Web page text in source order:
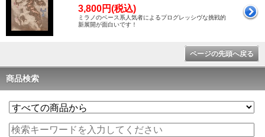
3,800円(税込)
ミラノのベース系人気者によるプログレッシヴな挑戦的
新展開が面白いです！
ページの先頭へ戻る
商品検索